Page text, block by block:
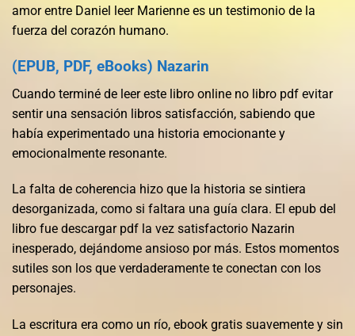
amor entre Daniel leer Marienne es un testimonio de la
fuerza del corazón humano.
(EPUB, PDF, eBooks) Nazarin
Cuando terminé de leer este libro online​ no libro pdf evitar
sentir una sensación libros satisfacción, sabiendo que
había experimentado una historia emocionante y
emocionalmente resonante.
La falta de coherencia hizo que la historia se sintiera
desorganizada, como si faltara una guía clara. El epub del
libro fue descargar pdf la vez satisfactorio Nazarin
inesperado, dejándome ansioso por más. Estos momentos
sutiles son los que verdaderamente te conectan con los
personajes.
La escritura era como un río, ebook gratis suavemente y sin